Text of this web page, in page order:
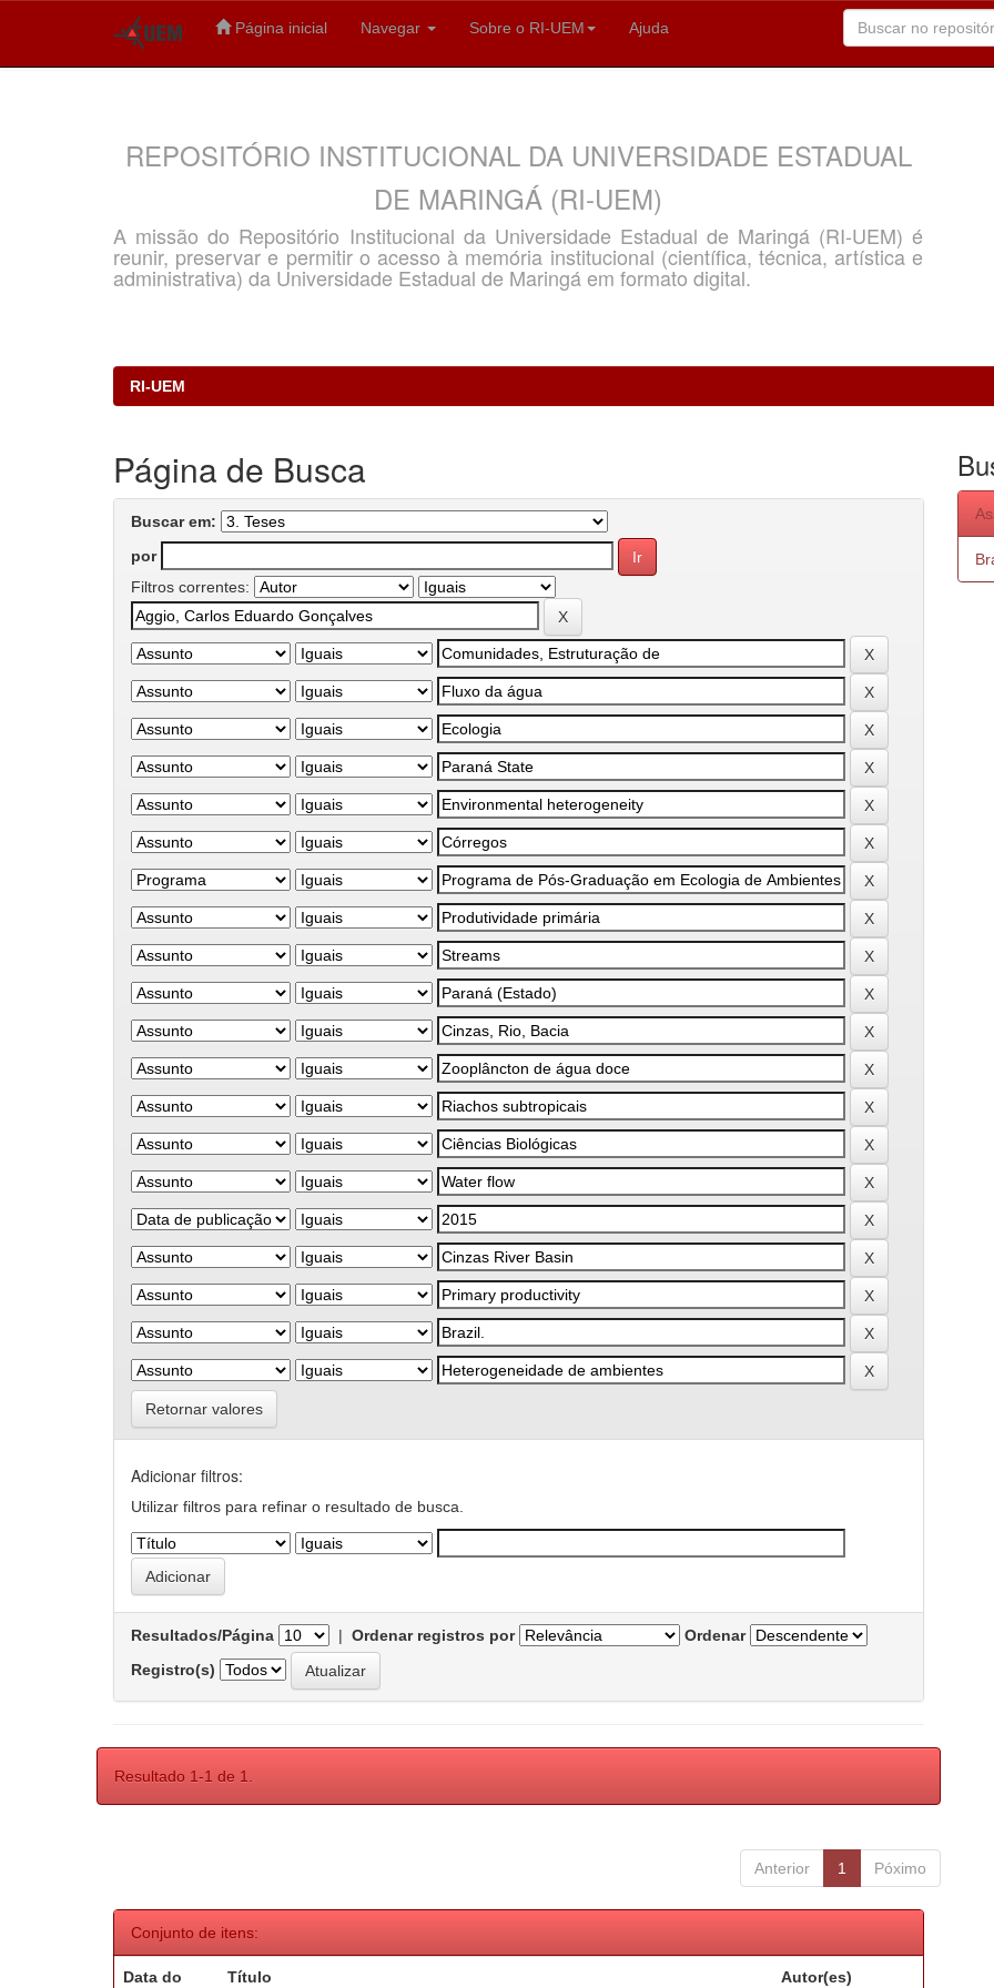
Página inicial Navegar Sobre o RI-UEM Ajuda
REPOSITÓRIO INSTITUCIONAL DA UNIVERSIDADE ESTADUAL
DE MARINGÁ (RI-UEM)
A missão do Repositório Institucional da Universidade Estadual de Maringá (RI-UEM) é
reunir, preservar e permitir o acesso à memória institucional (científica, técnica, artística e
administrativa) da Universidade Estadual de Maringá em formato digital.
RI-UEM
Página de Busca
Buscar em:
por
Filtros correntes:
Retornar valores
Adicionar filtros:
Utilizar filtros para refinar o resultado de busca.
Resultados/Página | Ordenar registros por
Ordenar
Registro(s)
Resultado 1-1 de 1.
Anterior 1 Póximo
Conjunto de itens:
Data do Título Autor(es)